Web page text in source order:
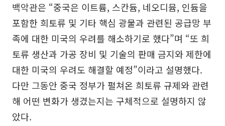
백악관은 “중국은 이트륨, 스칸듐, 네오디뮴, 인듐을
포함한 희토류 및 기타 핵심 광물과 관련된 공급망 부
족에 대한 미국의 우려를 해소하기로 했다”며 “또 희
토류 생산과 가공 장비 및 기술의 판매 금지와 제한에
대한 미국의 우려도 해결할 예정”이라고 설명했다.
다만 그동안 중국 정부가 펼쳐온 희토류 규제와 관련
해 어떤 변화가 생겼는지는 구체적으로 설명하지 않
았다.